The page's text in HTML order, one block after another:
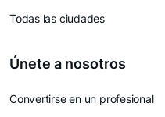
Todas las ciudades
Únete a nosotros
Convertirse en un profesional